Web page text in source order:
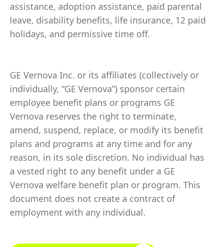
assistance, adoption assistance, paid parental
leave, disability benefits, life insurance, 12 paid
holidays, and permissive time off.
GE Vernova Inc. or its affiliates (collectively or
individually, “GE Vernova”) sponsor certain
employee benefit plans or programs GE
Vernova reserves the right to terminate,
amend, suspend, replace, or modify its benefit
plans and programs at any time and for any
reason, in its sole discretion. No individual has
a vested right to any benefit under a GE
Vernova welfare benefit plan or program. This
document does not create a contract of
employment with any individual.